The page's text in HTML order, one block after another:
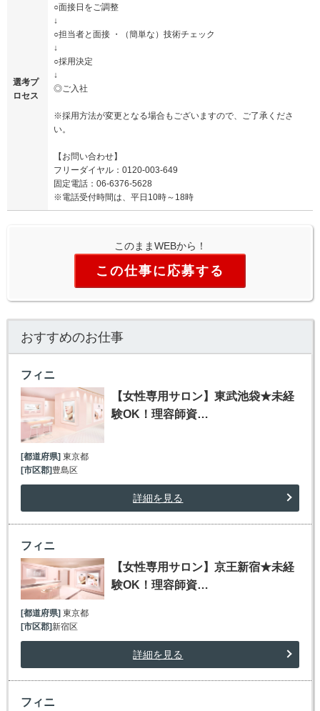
選考プ
ロセス
○面接日をご調整
↓
○担当者と面接 ・（簡単な）技術チェック
↓
○採用決定
↓
◎ご入社
※採用方法が変更となる場合もございますので、ご了承くださ
い。
【お問い合わせ】
フリーダイヤル：0120-003-649
固定電話：06-6376-5628
※電話受付時間は、平日10時～18時
このままWEBから！
この仕事に応募する
おすすめのお仕事
フィニ
【女性専用サロン】東武池袋★未経
験OK！理容師資…
[都道府県]東京都
[市区郡]豊島区
詳細を見る
フィニ
【女性専用サロン】京王新宿★未経
験OK！理容師資…
[都道府県]東京都
[市区郡]新宿区
詳細を見る
フィニ